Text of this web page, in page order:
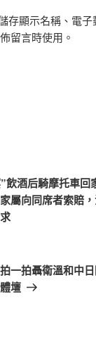
存顯示名稱、電
留言時使用。
飲酒后騎摩托車回
屬向同席者索賠
一拍聶衛溫和中
壇